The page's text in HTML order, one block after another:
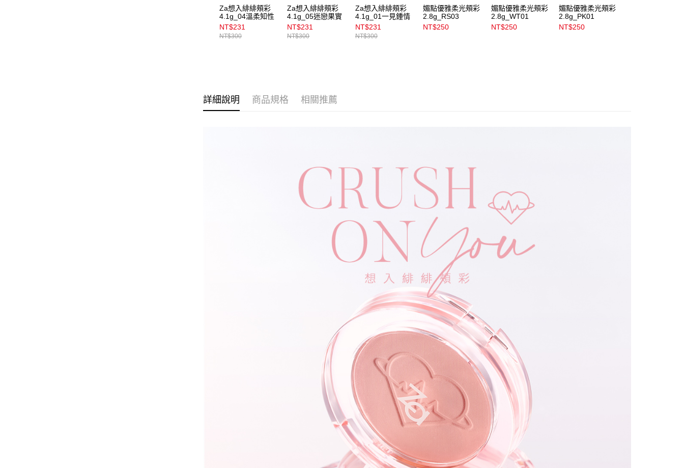
付款後門市自取
每筆NT$100，滿NT$399(含以上)免運費
Za想入緋緋頰彩
4.1g_04溫柔知性
NT$231
NT$300
Za想入緋緋頰彩
4.1g_05迷戀果實
NT$231
NT$300
Za想入緋緋頰彩
4.1g_01一見鍾情
NT$231
NT$300
媚點優雅柔光頰彩
2.8g_RS03
NT$250
媚點優雅柔光頰彩
2.8g_WT01
NT$250
媚點優雅柔光頰彩
2.8g_PK01
NT$250
詳細說明 商品規格 相關推薦